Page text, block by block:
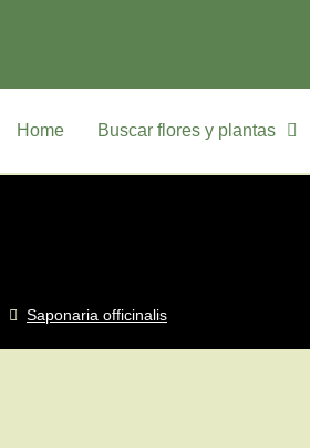
Home Buscar flores y plantas
Saponaria officinalis